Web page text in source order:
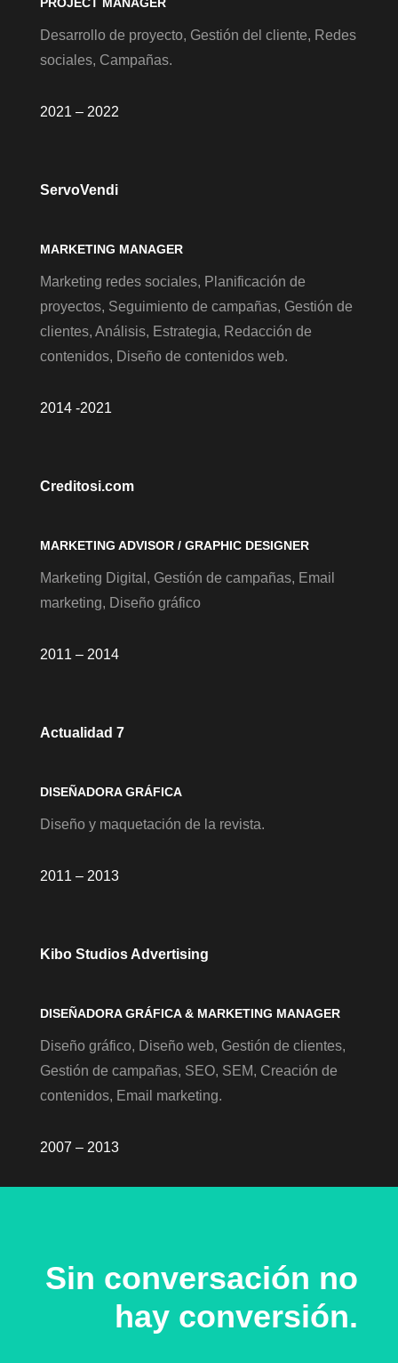
PROJECT MANAGER
Desarrollo de proyecto, Gestión del cliente, Redes
sociales, Campañas.
2021 – 2022
ServoVendi
MARKETING MANAGER
Marketing redes sociales, Planificación de
proyectos, Seguimiento de campañas, Gestión de
clientes, Análisis, Estrategia, Redacción de
contenidos, Diseño de contenidos web.
2014 -2021
Creditosi.com
MARKETING ADVISOR / GRAPHIC DESIGNER
Marketing Digital, Gestión de campañas, Email
marketing, Diseño gráfico
2011 – 2014
Actualidad 7
DISEÑADORA GRÁFICA
Diseño y maquetación de la revista.
2011 – 2013
Kibo Studios Advertising
DISEÑADORA GRÁFICA & MARKETING MANAGER
Diseño gráfico, Diseño web, Gestión de clientes,
Gestión de campañas, SEO, SEM, Creación de
contenidos, Email marketing.
2007 – 2013
Sin conversación no
hay conversión.